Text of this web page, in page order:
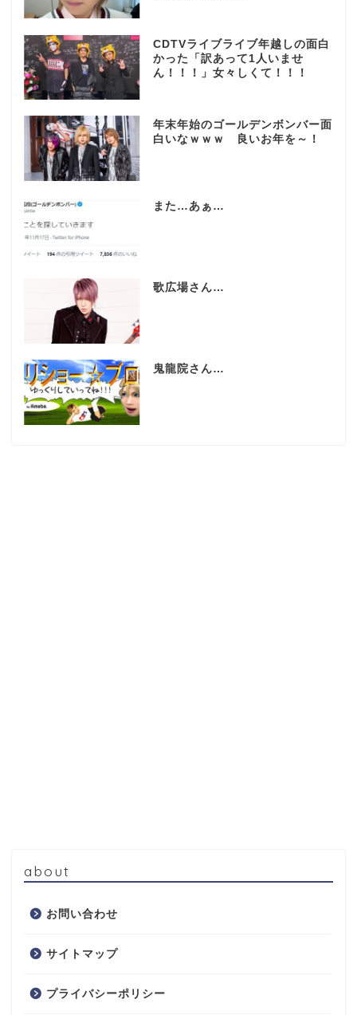
CDTVライブライブ年越しの面白
かった「訳あって1人いませ
ん！！！」女々しくて！！！
年末年始のゴールデンボンバー面
白いなｗｗｗ 良いお年を～！
また…あぁ…
歌広場さん…
鬼龍院さん…
about
お問い合わせ
サイトマップ
プライバシーポリシー